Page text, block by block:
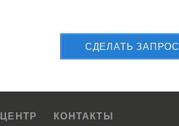
CДЕЛАТЬ ЗАПРОС
КОНТАКТЫ